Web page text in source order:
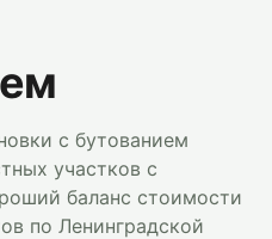
с бутованием
участков с
баланс стоимости
по Ленинградской